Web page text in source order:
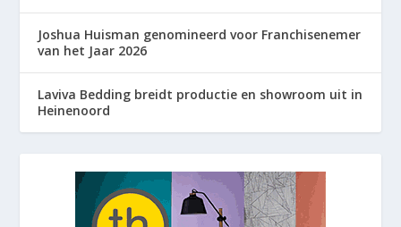
Joshua Huisman genomineerd voor Franchisenemer
van het Jaar 2026
Laviva Bedding breidt productie en showroom uit in
Heinenoord